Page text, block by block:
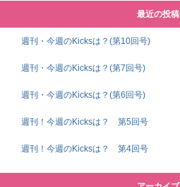
最近の投稿
週刊・今週のKicksは？(第10回号)
週刊・今週のKicksは？(第7回号)
週刊・今週のKicksは？(第6回号)
週刊！今週のKicksは？ 第5回号
週刊！今週のKicksは？ 第4回号